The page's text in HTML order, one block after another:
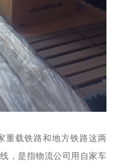
重载铁路和地方铁路这两
，是指物流公司用自家车